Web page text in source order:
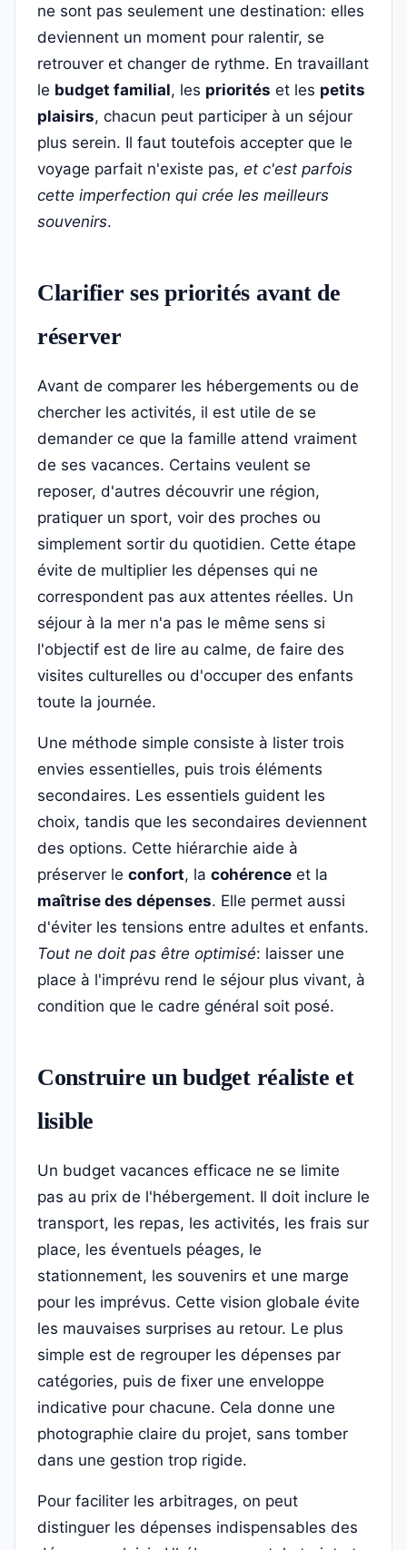
ne sont pas seulement une destination: elles
deviennent un moment pour ralentir, se
retrouver et changer de rythme. En travaillant
le budget familial, les priorités et les petits
plaisirs, chacun peut participer à un séjour
plus serein. Il faut toutefois accepter que le
voyage parfait n'existe pas, et c'est parfois
cette imperfection qui crée les meilleurs
souvenirs.
Clarifier ses priorités avant de
réserver
Avant de comparer les hébergements ou de
chercher les activités, il est utile de se
demander ce que la famille attend vraiment
de ses vacances. Certains veulent se
reposer, d'autres découvrir une région,
pratiquer un sport, voir des proches ou
simplement sortir du quotidien. Cette étape
évite de multiplier les dépenses qui ne
correspondent pas aux attentes réelles. Un
séjour à la mer n'a pas le même sens si
l'objectif est de lire au calme, de faire des
visites culturelles ou d'occuper des enfants
toute la journée.
Une méthode simple consiste à lister trois
envies essentielles, puis trois éléments
secondaires. Les essentiels guident les
choix, tandis que les secondaires deviennent
des options. Cette hiérarchie aide à
préserver le confort, la cohérence et la
maîtrise des dépenses. Elle permet aussi
d'éviter les tensions entre adultes et enfants.
Tout ne doit pas être optimisé: laisser une
place à l'imprévu rend le séjour plus vivant, à
condition que le cadre général soit posé.
Construire un budget réaliste et
lisible
Un budget vacances efficace ne se limite
pas au prix de l'hébergement. Il doit inclure le
transport, les repas, les activités, les frais sur
place, les éventuels péages, le
stationnement, les souvenirs et une marge
pour les imprévus. Cette vision globale évite
les mauvaises surprises au retour. Le plus
simple est de regrouper les dépenses par
catégories, puis de fixer une enveloppe
indicative pour chacune. Cela donne une
photographie claire du projet, sans tomber
dans une gestion trop rigide.
Pour faciliter les arbitrages, on peut
distinguer les dépenses indispensables des